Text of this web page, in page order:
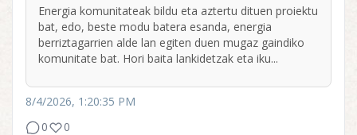
Energia komunitateak bildu eta aztertu dituen proiektu
bat, edo, beste modu batera esanda, energia
berriztagarrien alde lan egiten duen mugaz gaindiko
komunitate bat. Hori baita lankidetzak eta iku...
8/4/2026, 1:20:35 PM
0
0